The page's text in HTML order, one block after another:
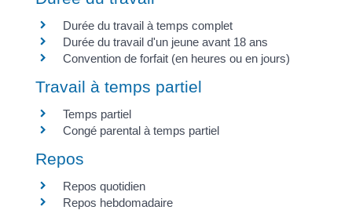
Durée du travail à temps complet
Durée du travail d'un jeune avant 18 ans
Convention de forfait (en heures ou en jours)
Travail à temps partiel
Temps partiel
Congé parental à temps partiel
Repos
Repos quotidien
Repos hebdomadaire